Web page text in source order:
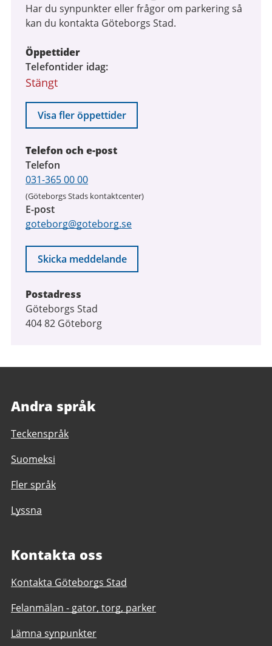
Har du synpunkter eller frågor om parkering så
kan du kontakta Göteborgs Stad.
Öppettider
Telefontider idag
Stängt
Visa fler öppettider
Telefon och e-post
Telefon
031-365 00 00
(Göteborgs Stads kontaktcenter)
E-post
goteborg@goteborg.se
Skicka meddelande
Postadress
Göteborgs Stad
404 82 Göteborg
Andra språk
Teckenspråk
Suomeksi
Fler språk
Lyssna
Kontakta oss
Kontakta Göteborgs Stad
Felanmälan - gator, torg, parker
Lämna synpunkter